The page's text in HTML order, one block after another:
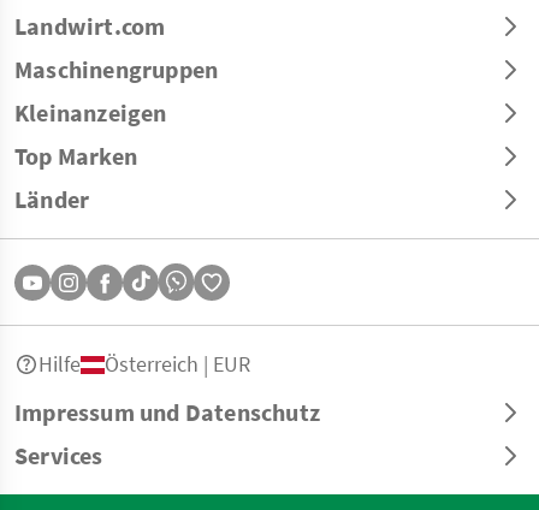
Landwirt.com
Maschinengruppen
Kleinanzeigen
Top Marken
Länder
Impressum und Datenschutz
Services
Hilfe Österreich | EUR